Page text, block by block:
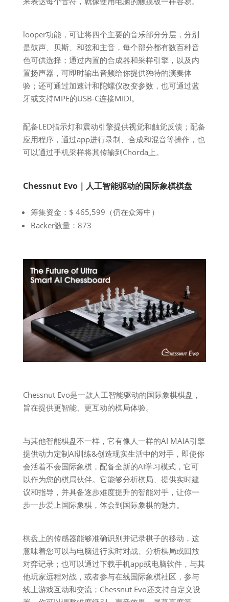
looper功能，可让将四个主要的音乐部分分层，分别
是鼓声、贝斯、和弦和主音，每个部分都有数百种音
色可供选择；通过内置的合成器和采样引擎，以及内
置扬声器，可即时输出音频给你提供独特的演奏体
验；还可通过加速计和陀螺仪改变参数，也可通过蓝
牙或支持MPE的USB-C连接MIDI。
配备LED指示灯和震动引擎提供视觉和触觉反馈；配备
应用程序，通过app进行录制、合成和混音等操作，也
可以通过手机采样将其传输到Chorda上。
Chessnut Evo｜人工智能驱动的国际象棋棋盘
筹集资金：$ 465,599（仍在众筹中）
Backer数量：873
Chessnut Evo是一款人工智能驱动的国际象棋棋盘，
旨在提供更智能、更互动的棋局体验。
与其他智能棋盘不一样，它有像人一样的AI MAIA引擎
提供动力定制AI训练&创造现实生活中的对手，即使你
会活着不会国际象棋，配备全新的AI学习模式，它可
以作为您的棋局伙伴。它能够分析棋局、提供实时建
议和指导，并具备逐步难度提升的智能对手，让你一
步一步爱上国际象棋，体会到国际象棋的魅力。
棋盘上的传感器能够准确识别并记录棋子的移动，这
意味着您可以与电脑进行实时对战、分析棋局或回放
对弈记录；也可以通过下载手机app或电脑软件，与其
他玩家远程对战，或者参与在线国际象棋社区，参与
线上游戏互动和交流；Chessnut Evo还支持自定义设